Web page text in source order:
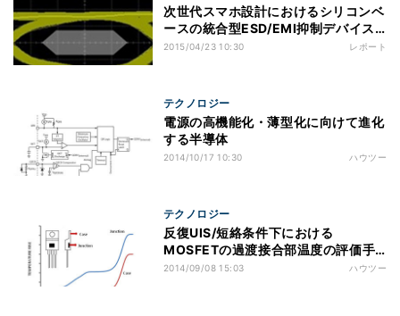
次世代スマホ設計におけるシリコンベ
ースの統合型ESD/EMI抑制デバイス
の役割
2015/04/23 10:30 レポート
テクノロジー
電源の高機能化・薄型化に向けて進化
する半導体
2014/10/17 10:30 ハウツー
テクノロジー
反復UIS/短絡条件下における
MOSFETの過渡接合部温度の評価手
法
2014/09/08 15:03 ハウツー